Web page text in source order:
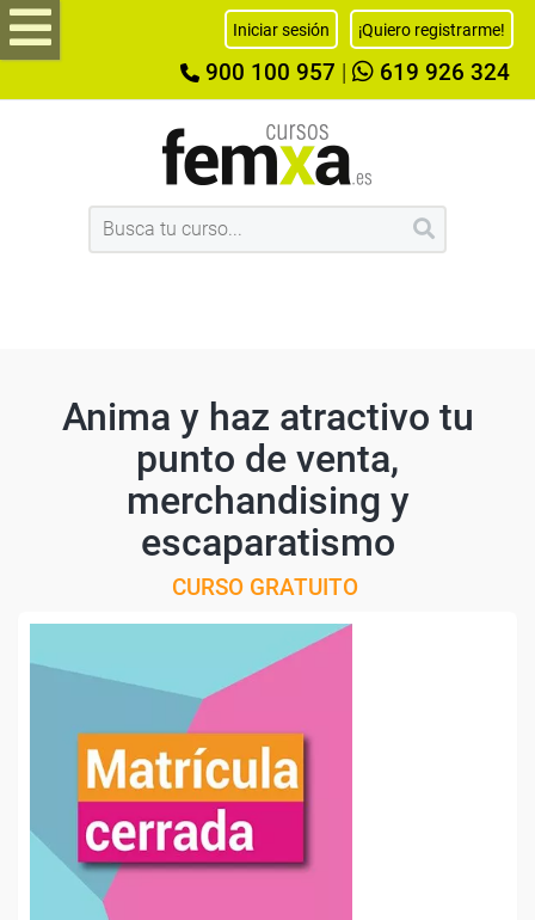
Iniciar sesión ¡Quiero registrarme!
900 100 957 619 926 324
Anima y haz atractivo tu
punto de venta,
merchandising y
escaparatismo
CURSO GRATUITO